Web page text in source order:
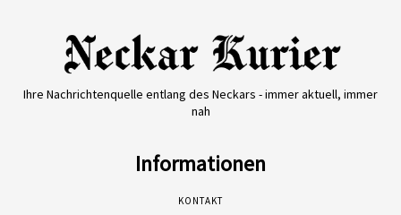
Ihre Nachrichtenquelle entlang des Neckars - immer aktuell, immer
nah
Informationen
KONTAKT